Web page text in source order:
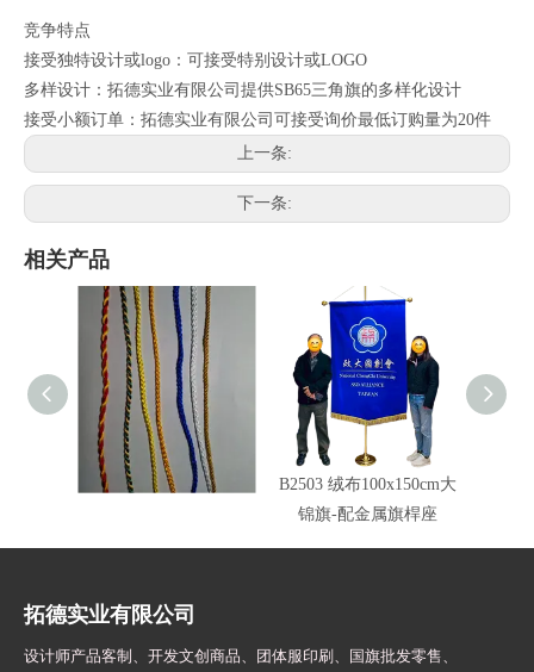
竞争特点
接受独特设计或logo：可接受特别设计或LOGO
多样设计：拓德实业有限公司提供SB65三角旗的多样化设计
接受小额订单：拓德实业有限公司可接受询价最低订购量为20件
上一条:
下一条:
相关产品
车绳锦旗边绳颜色
B2503 绒布100x150cm大
锦旗-配金属旗桿座
拓德实业有限公司
设计师产品客制、开发文创商品、团体服印刷、 国旗批发零售、